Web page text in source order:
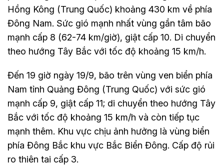
Hồng Kông (Trung Quốc) khoảng 430 km về phía
Đông Nam. Sức gió mạnh nhất vùng gần tâm bão
mạnh cấp 8 (62-74 km/giờ), giật cấp 10. Di chuyển
theo hướng Tây Bắc với tốc độ khoảng 15 km/h.
Đến 19 giờ ngày 19/9, bão trên vùng ven biển phía
Nam tỉnh Quảng Đông (Trung Quốc) với sức gió
mạnh cấp 9, giật cấp 11; di chuyển theo hướng Tây
Bắc với tốc độ khoảng 15 km/h và còn tiếp tục
mạnh thêm. Khu vực chịu ảnh hưởng là vùng biển
phía Đông Bắc khu vực Bắc Biển Đông. Cấp độ rủi
ro thiên tai cấp 3.